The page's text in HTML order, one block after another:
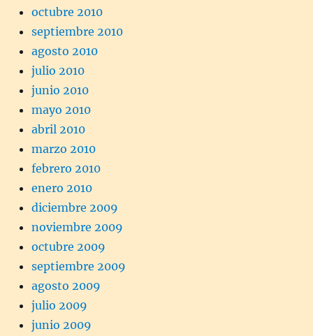
octubre 2010
septiembre 2010
agosto 2010
julio 2010
junio 2010
mayo 2010
abril 2010
marzo 2010
febrero 2010
enero 2010
diciembre 2009
noviembre 2009
octubre 2009
septiembre 2009
agosto 2009
julio 2009
junio 2009